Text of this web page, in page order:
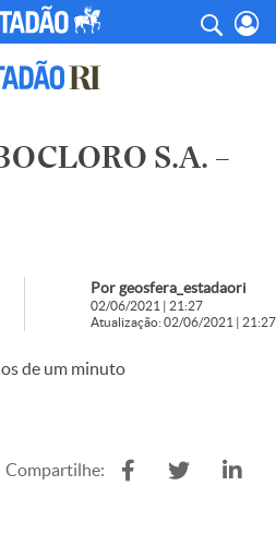
S.A. –
Por geosfera_estadaori
02/06/2021 | 21:27
Atualização: 02/06/2021 | 21:27
de um minuto
Compartilhe: